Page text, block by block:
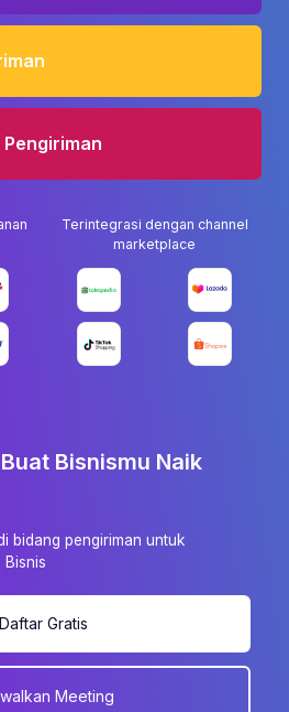
Terintegrasi dengan channel
marketplace
Bisnismu Naik
bidang pengiriman untuk
Daftar Gratis
Meeting